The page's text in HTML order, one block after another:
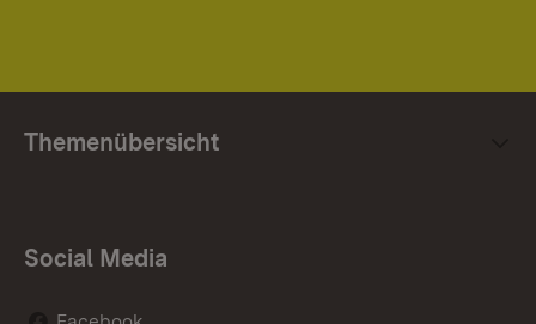
Themenübersicht
Social Media